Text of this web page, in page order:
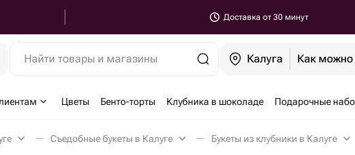
Доставка от 30 минут
Найти товары и магазины Калуга Как можно
Цветы Бенто-торты Клубника в шоколаде Подарочные
Съедобные букеты в Калуге Букеты из клубники в Калуге